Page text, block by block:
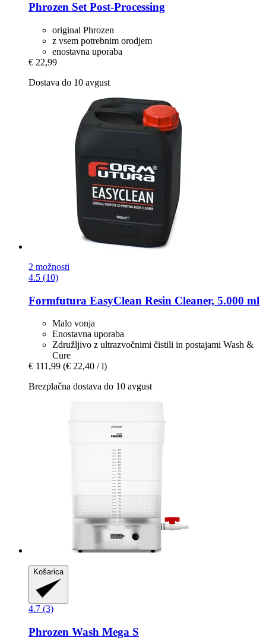
Phrozen Set Post-​Processing
original Phrozen
z vsem potrebnim orodjem
enostavna uporaba
€ 22,99
Dostava do 10 avgust
2 možnosti
4.5 (10)
Formfutura EasyClean Resin Cleaner, 5.000 ml
Malo vonja
Enostavna uporaba
Združljivo z ultrazvočnimi čistili in postajami Wash &
Cure
€ 111,99 (€ 22,40 / l)
Brezplačna dostava do 10 avgust
Košarica
4.7 (3)
Phrozen Wash Mega S